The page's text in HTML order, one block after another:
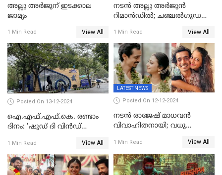
അല്ലു അർജുന് ഇടക്കാല
ജാമ്യം
1 Min Read View All
നടൻ അല്ലു അർജുൻ
റിമാൻഡിൽ; ചഞ്ചൽഗുഡ
1 Min Read View All
Posted On 13-12-2024
ഐ.എഫ്.എഫ്.കെ. രണ്ടാം
ദിനം: 'ഷുഡ് ദി വിൻഡ്
'കിഷ്‌കികിന്ധാ കാണ്ഡം' വരെ
1 Min Read View All
LATEST NEWS
Posted On 12-12-2024
നടൻ രാജേഷ് മാധവൻ
വിവാഹിതനായി; വധു
കാരാട്ട്
1 Min Read View All